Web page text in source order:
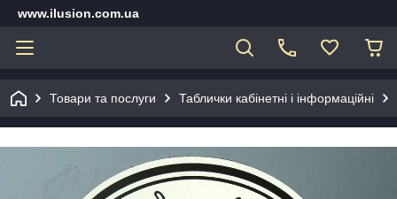
www.ilusion.com.ua
Товари та послуги Таблички кабінетні і інформаційні